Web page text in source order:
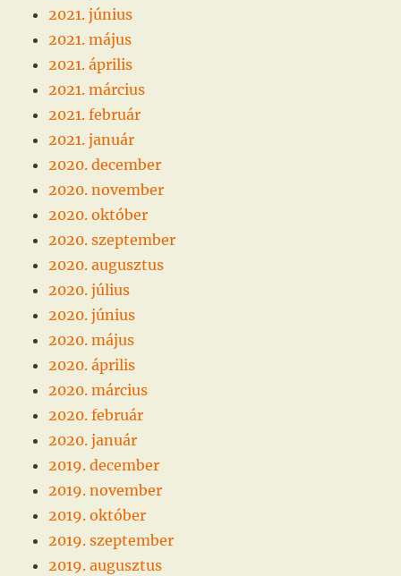
2021. június
2021. május
2021. április
2021. március
2021. február
2021. január
2020. december
2020. november
2020. október
2020. szeptember
2020. augusztus
2020. július
2020. június
2020. május
2020. április
2020. március
2020. február
2020. január
2019. december
2019. november
2019. október
2019. szeptember
2019. augusztus